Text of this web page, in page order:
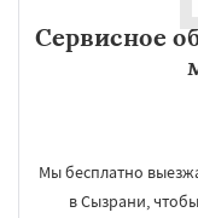
Сервисное
Мы бесплатно
в Сызрани,